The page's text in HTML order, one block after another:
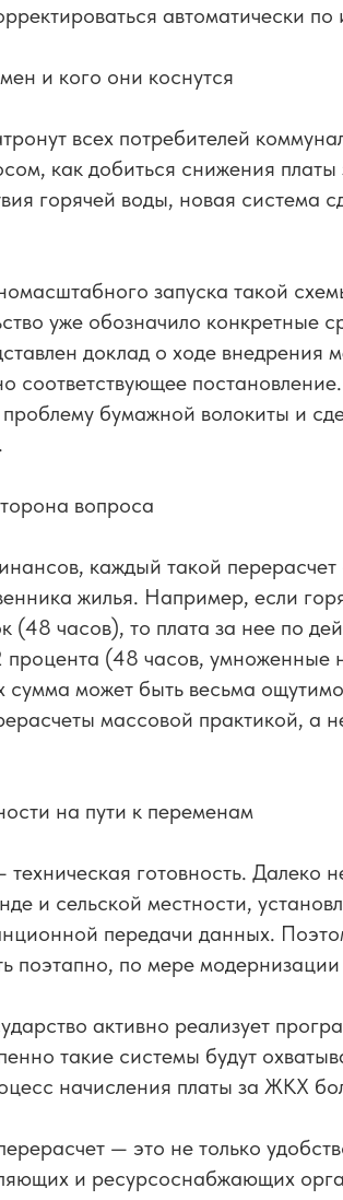
автоматически
и кого они коснутся
всех потребителей
как добиться снижения
горячей воды, новая система
запуска такой
уже обозначило конкретные
доклад о ходе
соответствующее
бумажной волокиты и
вопроса
каждый такой
жилья. Например, если
(48 часов), то плата за нее по
(48 часов, умноженные
сумма может быть весьма
массовой практикой, а
на пути к переменам
готовность. Далеко
и сельской местности,
передачи данных.
поэтапно, по мере
активно реализует
такие системы будут
начисления платы за ЖКХ
— это не только
и ресурсоснабжающих